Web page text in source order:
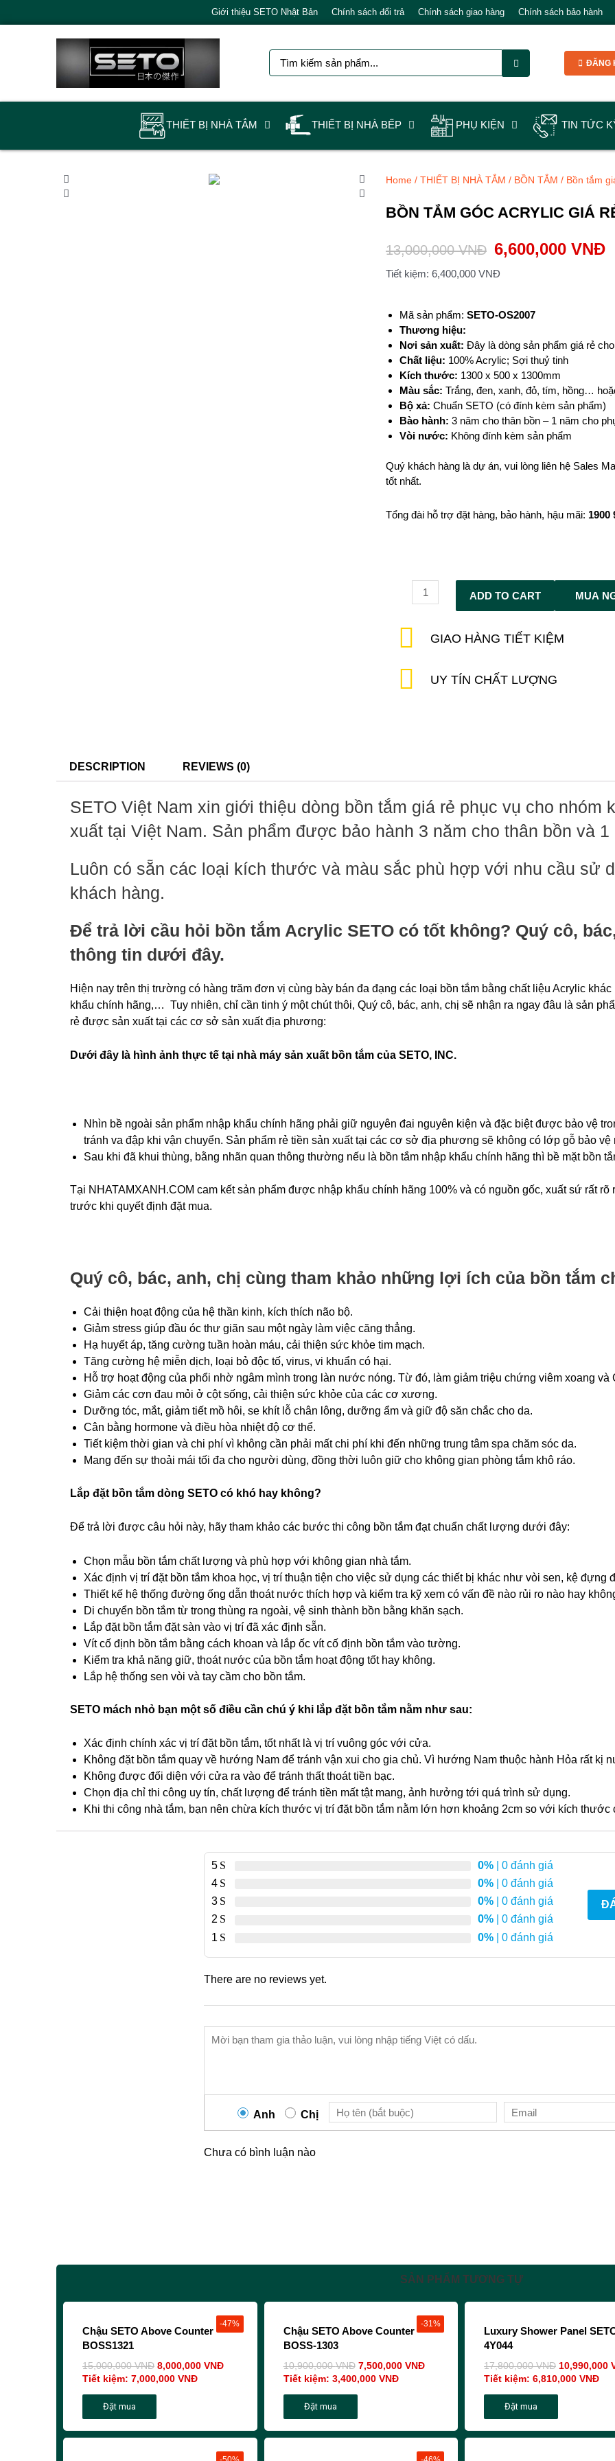
Giới thiệu SETO Nhật Bản Chính sách đổi trả Chính sách giao hàng Chính sách bảo hành
ĐĂNG
THIẾT BỊ NHÀ TẮM THIẾT BỊ NHÀ BẾP PHỤ KIỆN TIN TỨC
Home / THIẾT BỊ NHÀ TẮM / BỒN TẮM / Bồn tắm
BỒN TẮM GÓC ACRYLIC GIÁ
13,000,000VNĐ 6,600,000 VNĐ
Tiết kiệm: 6,400,000 VNĐ
Mã sản phẩm: SETO-OS2007
Thương hiệu:
Nơi sản xuất: Đây là dòng sản phẩm giá rẻ
Chất liệu: 100% Acrylic; Sợi thuỷ tinh
Kích thước: 1300 x 500 x 1300mm
Màu sắc: Trắng, đen, xanh, đỏ, tím, hồng…
Bộ xả: Chuẩn SETO (có đính kèm sản phẩm)
Bào hành: 3 năm cho thân bồn – 1 năm cho
Vòi nước: Không đính kèm sản phẩm
Quý khách hàng là dự án, vui lòng liên hệ Sales
tốt nhất.
Tổng đài hỗ trợ đặt hàng, bảo hành, hậu mãi: 1900
ADD TO CART MUA
Alternative:
GIAO HÀNG TIẾT KIỆM
UY TÍN CHẤT LƯỢNG
DESCRIPTION REVIEWS (0)
SETO Việt Nam xin giới thiệu dòng bồn tắm giá rẻ phục vụ cho nhóm
xuất tại Việt Nam. Sản phẩm được bảo hành 3 năm cho thân bồn và
Luôn có sẵn các loại kích thước và màu sắc phù hợp với nhu cầu sử
khách hàng.
Để trả lời cầu hỏi bồn tắm Acrylic SETO có tốt không? Quý cô,
thông tin dưới đây.
Hiện nay trên thị trường có hàng trăm đơn vị cùng bày bán đa đạng các loại bồn tắm bằng chất liệu Acrylic
khẩu chính hãng,… Tuy nhiên, chỉ cần tinh ý một chút thôi, Quý cô, bác, anh, chị sẽ nhận ra ngay đâu là sản
rẻ được sản xuất tại các cơ sở sản xuất địa phương:
Dưới đây là hình ảnh thực tế tại nhà máy sản xuất bồn tắm của SETO, INC.
Nhìn bề ngoài sản phẩm nhập khẩu chính hãng phải giữ nguyên đai nguyên kiện và đặc biệt được bảo vệ
tránh va đập khi vận chuyển. Sản phẩm rẻ tiền sản xuất tại các cơ sở địa phương sẽ không có lớp gỗ bảo vệ
Sau khi đã khui thùng, bằng nhãn quan thông thường nếu là bồn tắm nhập khẩu chính hãng thì bề mặt bồn
Tại NHATAMXANH.COM cam kết sản phẩm được nhập khẩu chính hãng 100% và có nguồn gốc, xuất sứ rất
trước khi quyết định đặt mua.
Quý cô, bác, anh, chị cùng tham khảo những lợi ích của bồn tắm
Cải thiện hoạt động của hệ thần kinh, kích thích não bộ.
Giảm stress giúp đầu óc thư giãn sau một ngày làm việc căng thẳng.
Hạ huyết áp, tăng cường tuần hoàn máu, cải thiện sức khỏe tim mạch.
Tăng cường hệ miễn dịch, loại bỏ độc tố, virus, vi khuẩn có hại.
Hỗ trợ hoạt động của phổi nhờ ngâm mình trong làn nước nóng. Từ đó, làm giảm triệu chứng viêm xoang và
Giảm các cơn đau mỏi ở cột sống, cải thiện sức khỏe của các cơ xương.
Dưỡng tóc, mắt, giảm tiết mồ hôi, se khít lỗ chân lông, dưỡng ẩm và giữ độ săn chắc cho da.
Cân bằng hormone và điều hòa nhiệt độ cơ thể.
Tiết kiệm thời gian và chi phí vì không cần phải mất chi phí khi đến những trung tâm spa chăm sóc da.
Mang đến sự thoải mái tối đa cho người dùng, đồng thời luôn giữ cho không gian phòng tắm khô ráo.
Lắp đặt bồn tắm dòng SETO có khó hay không?
Để trả lời được câu hỏi này, hãy tham khảo các bước thi công bồn tắm đạt chuẩn chất lượng dưới đây:
Chọn mẫu bồn tắm chất lượng và phù hợp với không gian nhà tắm.
Xác định vị trí đặt bồn tắm khoa học, vị trí thuận tiện cho việc sử dụng các thiết bị khác như vòi sen, kệ đựng
Thiết kế hệ thống đường ống dẫn thoát nước thích hợp và kiểm tra kỹ xem có vấn đề nào rủi ro nào hay
Di chuyển bồn tắm từ trong thùng ra ngoài, vệ sinh thành bồn bằng khăn sạch.
Lắp đặt bồn tắm đặt sàn vào vị trí đã xác định sẵn.
Vít cố định bồn tắm bằng cách khoan và lắp ốc vít cố định bồn tắm vào tường.
Kiểm tra khả năng giữ, thoát nước của bồn tắm hoạt động tốt hay không.
Lắp hệ thống sen vòi và tay cầm cho bồn tắm.
SETO mách nhỏ bạn một số điều cần chú ý khi lắp đặt bồn tắm nằm như sau:
Xác định chính xác vị trí đặt bồn tắm, tốt nhất là vị trí vuông góc với cửa.
Không đặt bồn tắm quay về hướng Nam để tránh vận xui cho gia chủ. Vì hướng Nam thuộc hành Hỏa rất kị
Không được đối diện với cửa ra vào để tránh thất thoát tiền bạc.
Chọn địa chỉ thi công uy tín, chất lượng để tránh tiền mất tật mang, ảnh hưởng tới quá trình sử dụng.
Khi thi công nhà tắm, bạn nên chừa kích thước vị trí đặt bồn tắm nằm lớn hơn khoảng 2cm so với kích thước
5 0% | 0 đánh giá
4
0% | 0 đánh giá
3
0% | 0 đánh giá
2
0% | 0 đánh giá
1
0% | 0 đánh giá
There are no reviews yet.
Anh Chị
Chưa có bình luận nào
SẢN PHẨM TƯƠNG TỰ
-47%
Chậu SETO Above Counter
BOSS1321
15,000,000VNĐ 8,000,000 VNĐ
Tiết kiệm: 7,000,000 VNĐ
Đặt mua
-31%
Chậu SETO Above Counter
BOSS-1303
10,900,000VNĐ 7,500,000 VNĐ
Tiết kiệm: 3,400,000 VNĐ
Đặt mua
Luxury Shower Panel
4Y044
17,800,000VNĐ 10,990,000
Tiết kiệm: 6,810,000 VNĐ
Đặt mua